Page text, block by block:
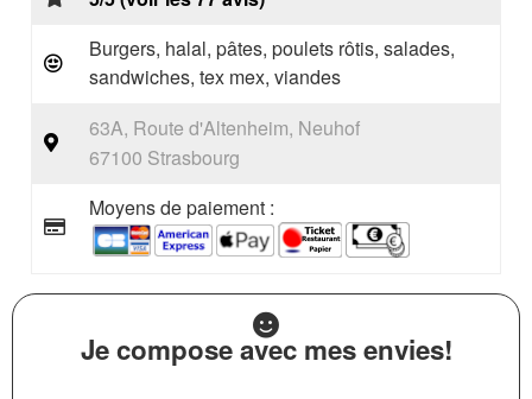
Burgers, halal, pâtes, poulets rôtis, salades,
sandwiches, tex mex, viandes
63A, Route d'Altenheim, Neuhof
67100 Strasbourg
Moyens de paiement :
Je compose avec mes envies!